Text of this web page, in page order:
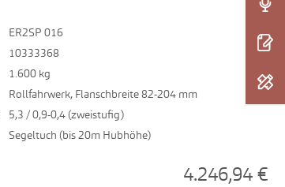
ER2SP 016
10333368
1.600 kg
Rollfahrwerk, Flanschbreite 82-204 mm
5,3 / 0,9-0,4 (zweistufig)
Segeltuch (bis 20m Hubhöhe)
4.246,94 €